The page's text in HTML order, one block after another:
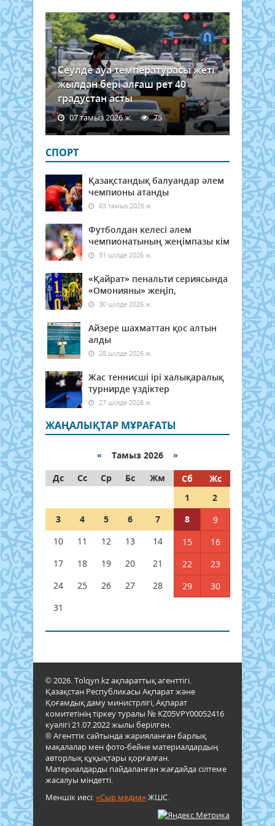
Сеулде ауа температурасы жеті
жылдан бері алғаш рет 40
градустан асты
07 тамыз 2026 ж. 75
СПОРТ
Қазақстандық балуандар әлем
чемпионы атанды
03 тамыз 2026 ж.
Футболдан келесі әлем
чемпионатының жеңімпазы кім
31 шілде 2026 ж.
«Қайрат» пенальти сериясында
«Омонияны» жеңіп,
30 шілде 2026 ж.
Айзере шахматтан қос алтын
алды
28 шілде 2026 ж.
Жас теннисші ірі халықаралық
турнирде үздіктер
27 шілде 2026 ж.
ЖАҢАЛЫҚТАР МҰРАҒАТЫ
« Тамыз 2026 »
Дс
Сс Ср Бс Жм Сб
Жс
1
2
3
4 5 6 7 8
9
10
11 12 13 14 15
16
17
18 19 20 21 22
23
24
25 26 27 28 29
30
31
© 2026. Tolqyn.kz ақпараттық агенттігі.
Қазақстан Республикасы Ақпарат және
Қоғамдық даму министрлігі, Ақпарат
комитетінің тіркеу туралы № KZ05VPY00052416
куәлігі 21.07.2022 жылы берілген.
® Агенттік сайтында жарияланған барлық
мақалалар мен фото-бейне материалдардың
авторлық құқықтары қорғалған.
Материалдарды пайдаланған жағдайда сілтеме
жасалуы міндетті.
Меншік иесі:«Сыр медиа»ЖШС.